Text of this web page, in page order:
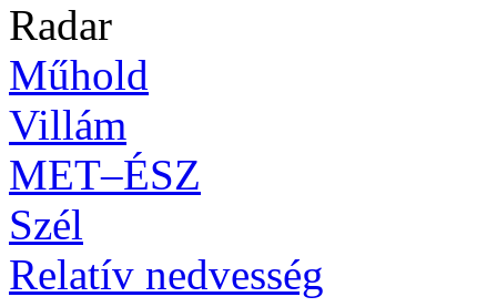
Radar
Műhold
Villám
MET–ÉSZ
Szél
Relatív nedvesség